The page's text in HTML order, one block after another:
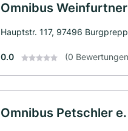
Omnibus
Hauptstr. 117, 97496
0.0 (0
Omnibus Petschler